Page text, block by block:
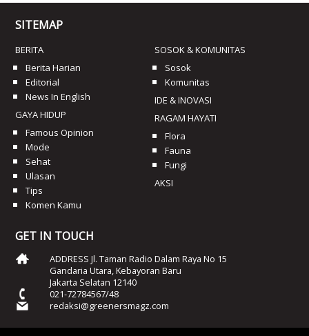
SITEMAP
BERITA
Berita Harian
Editorial
News In English
GAYA HIDUP
Famous Opinion
Mode
Sehat
Ulasan
Tips
Komen Kamu
SOSOK & KOMUNITAS
Sosok
Komunitas
IDE & INOVASI
RAGAM HAYATI
Flora
Fauna
Fungi
AKSI
GET IN TOUCH
ADDRESS Jl. Taman Radio Dalam Raya No 15
Gandaria Utara, Kebayoran Baru
Jakarta Selatan 12140
021-72784567/48
redaksi@greenersmagz.com